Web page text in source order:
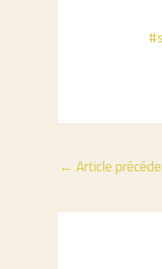
#
← Article